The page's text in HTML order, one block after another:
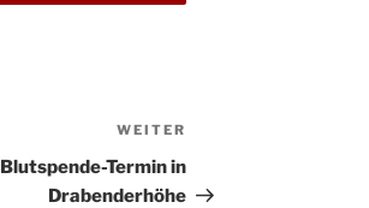
Beitrag
WEITER
Blutspende-Termin in
Drabenderhöhe